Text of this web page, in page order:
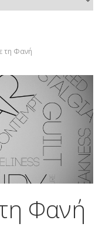
τη Φανή
Φανή